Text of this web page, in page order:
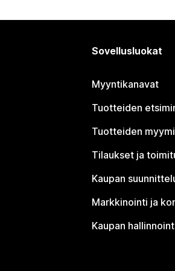
Sovellusluokat
Myyntikanavat
Tuotteiden
Tuotteiden
Tilaukset ja
Kaupan
Markkinointi ja
Kaupan